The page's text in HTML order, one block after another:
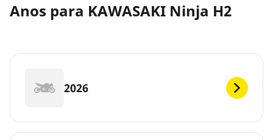
Anos para KAWASAKI Ninja H2
2026